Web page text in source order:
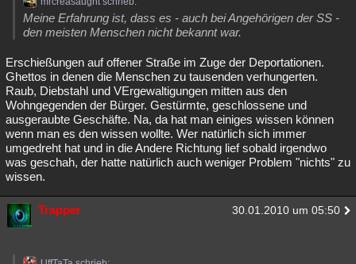
Meine Erfahrung ist, dass es - auch bei Angehörigen der SS -
den meisten Menschen nicht bekannt war.
Erschießungen auf offener Straße im Zuge der Deportationen.
Ghettos in denen die Menschen zu tausenden verhungerten.
Raub, Diebstahl und VErgewaltigungen mitten aus den
Wohngegenden der Bürger. Gestürmte, geschlossene und
ausgeraubte Geschäfte. Na, da hat man einiges wissen können
wenn man es den wissen wollte. Wer natürlich sich immer
umgedreht hat und in die Andere Richtung lief sobald irgendwo
was geschah, der hatte natürlich auch weniger Problem "nichts" zu
wissen.
Trapper 30.01.2010 um 05:50